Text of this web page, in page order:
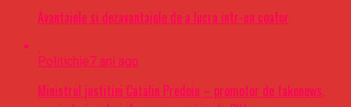
Avantajele si dezavantajele de a lucra intr-un coafor
Politichie7 ani ago
Ministrul justitiei Catalin Predoiu – promotor de fakenews,